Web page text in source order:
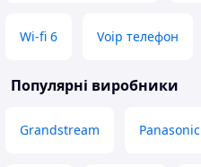
Wi-fi 6 Voip телефон
Популярні виробники
Grandstream Panasonic